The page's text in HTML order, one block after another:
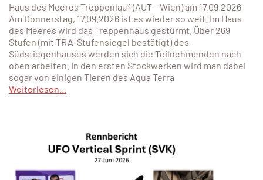
Haus des Meeres Treppenlauf (AUT – Wien) am 17.09.2026
Am Donnerstag, 17.09.2026 ist es wieder so weit. Im Haus
des Meeres wird das Treppenhaus gestürmt. Über 269
Stufen (mit TRA-Stufensiegel bestätigt) des
Südstiegenhauses werden sich die Teilnehmenden nach
oben arbeiten. In den ersten Stockwerken wird man dabei
sogar von einigen Tieren des Aqua Terra
Weiterlesen...